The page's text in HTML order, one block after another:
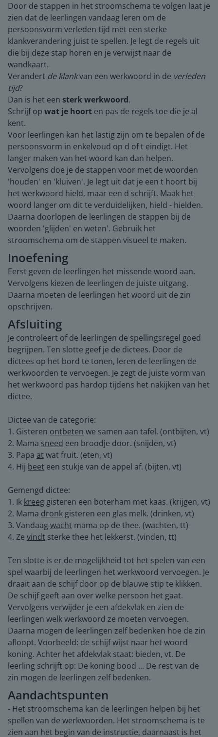
Door de stappen in het stroomschema te volgen laat je
zien dat de leerlingen vandaag leren om de
persoonsvorm verleden tijd met een sterke
klankverandering juist te spellen. Je legt de regels uit
die bij deze stap horen en je verwijst naar de
wandkaart.
Verandert de klankvan een werkwoord in de verleden
tijd?
Dan is het een sterk werkwoord.
Schrijf op wat je hoort en pas de regels toe die je al
kent.
Voor leerlingen kan het lastig zijn om te bepalen of de
persoonsvorm in enkelvoud op d of t eindigt. Het
langer maken van het woord kan dan helpen.
Vervolgens doe je de stappen voor met de woorden
'houden' en 'kluiven'. Je legt uit dat je een t hoort bij
het werkwoord hield, maar een d schrijft. Maak het
woord langer om dit te verduidelijken, hield - hielden.
Daarna doorlopen de leerlingen de stappen bij de
woorden 'glijden' en weten'. Gebruik het
stroomschema om de stappen visueel te maken.
Inoefening
Eerst geven de leerlingen het missende woord aan.
Vervolgens kiezen de leerlingen de juiste uitgang.
Daarna moeten de leerlingen het woord uit de zin
opschrijven.
Afsluiting
Je controleert of de leerlingen de spellingsregel goed
begrijpen. Ten slotte geef je de dictees. Door de
dictees op het bord te tonen, leren de leerlingen de
werkwoorden te vervoegen. Je zegt de juiste vorm van
het werkwoord pas hardop tijdens het nakijken van het
dictee.
Dictee van de categorie:
1. Gisteren ontbeten we samen aan tafel. (ontbijten, vt)
2. Mama sneed een broodje door. (snijden, vt)
3. Papa atwat fruit. (eten, vt)
4. Hij beet een stukje van de appel af. (bijten, vt)
Gemengd dictee:
1. Ik kreeg gisteren een boterham met kaas. (krijgen, vt)
2. Mama dronk gisteren een glas melk. (drinken, vt)
3. Vandaagwacht mama op de thee. (wachten, tt)
4. Ze vindt sterke thee het lekkerst. (vinden, tt)
Ten slotte is er de mogelijkheid tot het spelen van een
spel waarbij de leerlingen het werkwoord vervoegen. Je
draait aan de schijf door op de blauwe stip te klikken.
De schijf geeft aan over welke persoon het gaat.
Vervolgens verwijder je een afdekvlak en zien de
leerlingen welk werkwoord ze moeten vervoegen.
Daarna mogen de leerlingen zelf bedenken hoe de zin
afloopt. Voorbeeld: de schijf wijst naar het woord
koning. Achter het afdekvlak staat: bieden, vt. De
leerling schrijft op: De koning bood ... De rest van de
zin mogen de leerlingen zelf bedenken.
Aandachtspunten
- Het stroomschema kan de leerlingen helpen bij het
spellen van de werkwoorden. Het stroomschema is te
zien aan het begin van de instructie, daarnaast is het